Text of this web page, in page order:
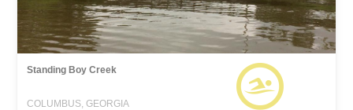
Standing Boy Creek
COLUMBUS, GEORGIA